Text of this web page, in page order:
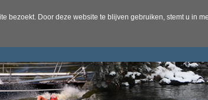
bezoekt. Door deze website te blijven gebruiken, stemt u in